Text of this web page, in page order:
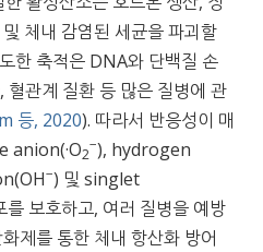
체내 감염된 세균을 파괴할
한 축적은 DNA와 단백질 손
혈관계 질환 등 많은 질병에 관
등, 2020). 따라서 반응성이 매
anion(·O2
−), hydrogen
−) 및 singlet
를 보호하고, 여러 질병을 예방
제를 통한 체내 항산화 방어